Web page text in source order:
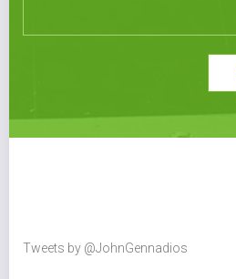
Tweets by @JohnGennadios